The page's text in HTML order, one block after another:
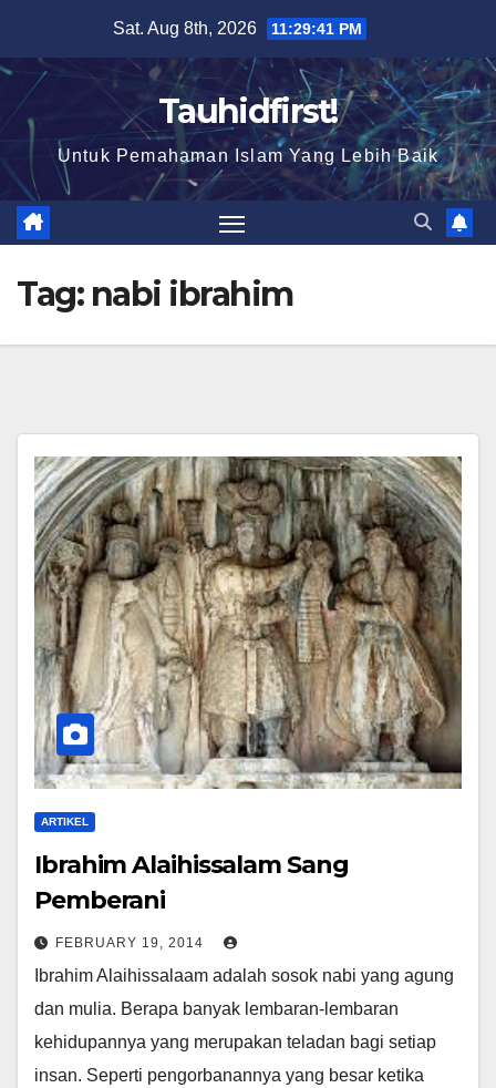
content
Sat. Aug 8th, 2026 11:29:41 PM
Tauhidfirst!
Untuk Pemahaman Islam Yang Lebih Baik
Tag: nabi ibrahim
ARTIKEL
Ibrahim Alaihissalam Sang
Pemberani
FEBRUARY 19, 2014
Ibrahim Alaihissalaam adalah sosok nabi yang agung
dan mulia. Berapa banyak lembaran-lembaran
kehidupannya yang merupakan teladan bagi setiap
insan. Seperti pengorbanannya yang besar ketika